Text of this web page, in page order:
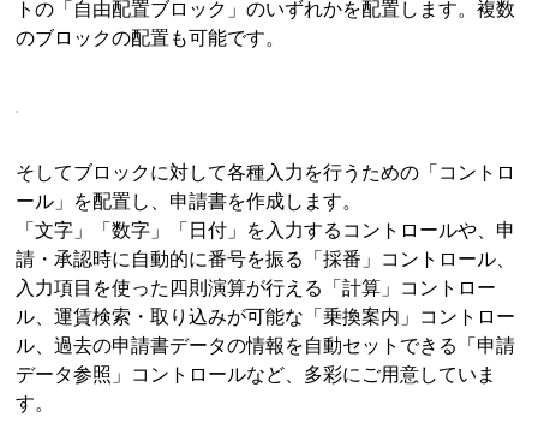
トの「自由配置ブロック」のいずれかを配置します。複数
のブロックの配置も可能です。
そしてブロックに対して各種入力を行うための「コントロ
ール」を配置し、申請書を作成します。
「文字」「数字」「日付」を入力するコントロールや、申
請・承認時に自動的に番号を振る「採番」コントロール、
入力項目を使った四則演算が行える「計算」コントロー
ル、運賃検索・取り込みが可能な「乗換案内」コントロー
ル、過去の申請書データの情報を自動セットできる「申請
データ参照」コントロールなど、多彩にご用意していま
す。